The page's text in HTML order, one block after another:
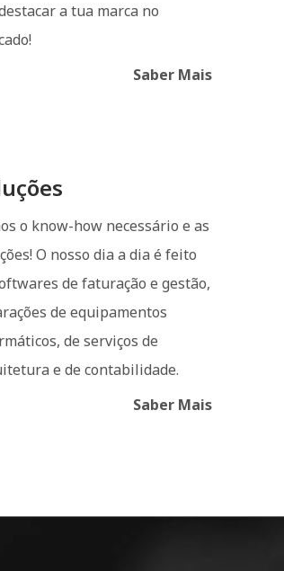
a tua marca no
Saber Mais
o know-how necessário e as
O nosso dia a dia é feito
de faturação e gestão,
de equipamentos
de serviços de
e de contabilidade.
Saber Mais